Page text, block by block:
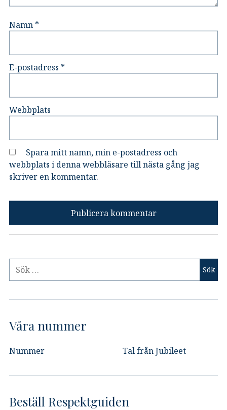
Namn *
E-postadress *
Webbplats
Spara mitt namn, min e-postadress och
webbplats i denna webbläsare till nästa gång jag
skriver en kommentar.
Våra nummer
Nummer Tal från Jubileet
Beställ Respektguiden